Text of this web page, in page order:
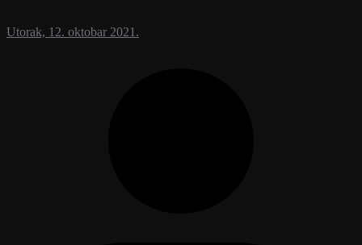
Utorak, 12. oktobar 2021.